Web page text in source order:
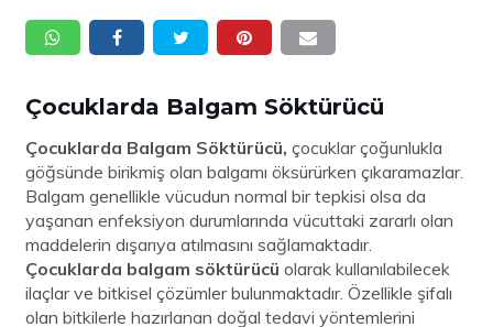
Çocuklarda Balgam Söktürücü
Çocuklarda Balgam Söktürücü, çocuklar çoğunlukla
göğsünde birikmiş olan balgamı öksürürken çıkaramazlar.
Balgam genellikle vücudun normal bir tepkisi olsa da
yaşanan enfeksiyon durumlarında vücuttaki zararlı olan
maddelerin dışarıya atılmasını sağlamaktadır.
Çocuklarda balgam söktürücü olarak kullanılabilecek
ilaçlar ve bitkisel çözümler bulunmaktadır. Özellikle şifalı
olan bitkilerle hazırlanan doğal tedavi yöntemlerini